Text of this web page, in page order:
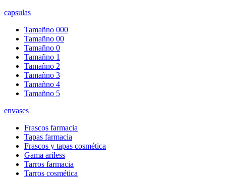
capsulas
Tamañno 000
Tamañno 00
Tamañno 0
Tamañno 1
Tamañno 2
Tamañno 3
Tamañno 4
Tamañno 5
envases
Frascos farmacia
Tapas farmacia
Frascos y tapas cosmética
Gama ariless
Tarros farmacia
Tarros cosmética